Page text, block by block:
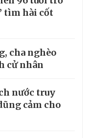
tìm hài cốt
cha nghèo
cử nhân
nước truy
cảm cho